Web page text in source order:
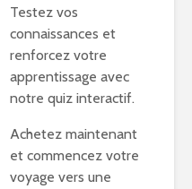
Testez vos
connaissances et
renforcez votre
apprentissage avec
notre quiz interactif.
Achetez maintenant
et commencez votre
voyage vers une